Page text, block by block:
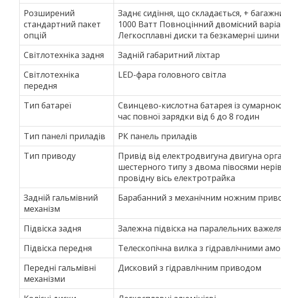
Розширений
стандартний пакет
опцій
Заднє сидіння, що складається, +
1000 Ватт Повноцінний двомісний
Легкосплавні диски та безкамерні шини
Світлотехніка задня
Задній габаритний ліхтар
Світлотехніка
передня
LED-фара головного світла
Тип батареї
Свинцево-кислотна батарея із
час повної зарядки від 6 до 8 годин
Тип панелі приладів
РК панель приладів
Тип приводу
Привід від електродвигуна двигуна
шестерного типу з двома півосями
провідну вісь електротрайка
Задній гальмівний
механізм
Барабанний з механічним ножним
Підвіска задня
Залежна підвіска на паралельних
Підвіска передня
Телескопічна вилка з гідравлічними
Передні гальмівні
механізми
Дисковий з гідравлічним приводом